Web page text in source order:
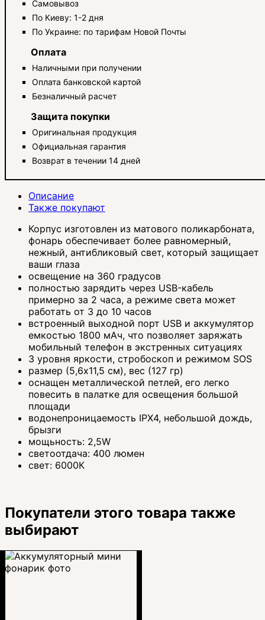
Самовывоз
По Киеву: 1-2 дня
По Украине: по тарифам Новой Почты
Оплата
Наличными при получении
Оплата банковской картой
Безналичный расчет
Защита покупки
Оригинальная продукция
Официальная гарантия
Возврат в течении 14 дней
Описание
Также покупают
Корпус изготовлен из матового поликарбоната,
фонарь обеспечивает более равномерный,
нежный, антибликовый свет, который защищает
ваши глаза
освещение на 360 градусов
полностью зарядить через USB-кабель
примерно за 2 часа, а режиме света может
работать от 3 до 10 часов
встроенный выходной порт USB и аккумулятор
емкостью 1800 мАч, что позволяет заряжать
мобильный телефон в экстренных ситуациях
3 уровня яркости, стробоскоп и режимом SOS
размер (5,6x11,5 см), вес (127 гр)
оснащен металлической петлей, его легко
повесить в палатке для освещения большой
площади
водонепроницаемость IPX4, небольшой дождь,
брызги
мощьность: 2,5W
светоотдача: 400 люмен
свет: 6000К
Покупатели этого товара также
выбирают